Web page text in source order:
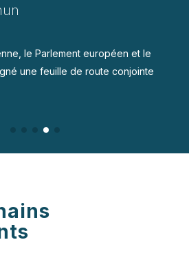
le Parlement européen et le
une feuille de route conjointe